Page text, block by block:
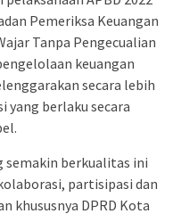
Pemeriksa Keuangan
Tanpa Pengecualian
keuangan
secara lebih
berlaku secara
semakin berkualitas ini
partisipasi dan
khususnya DPRD Kota